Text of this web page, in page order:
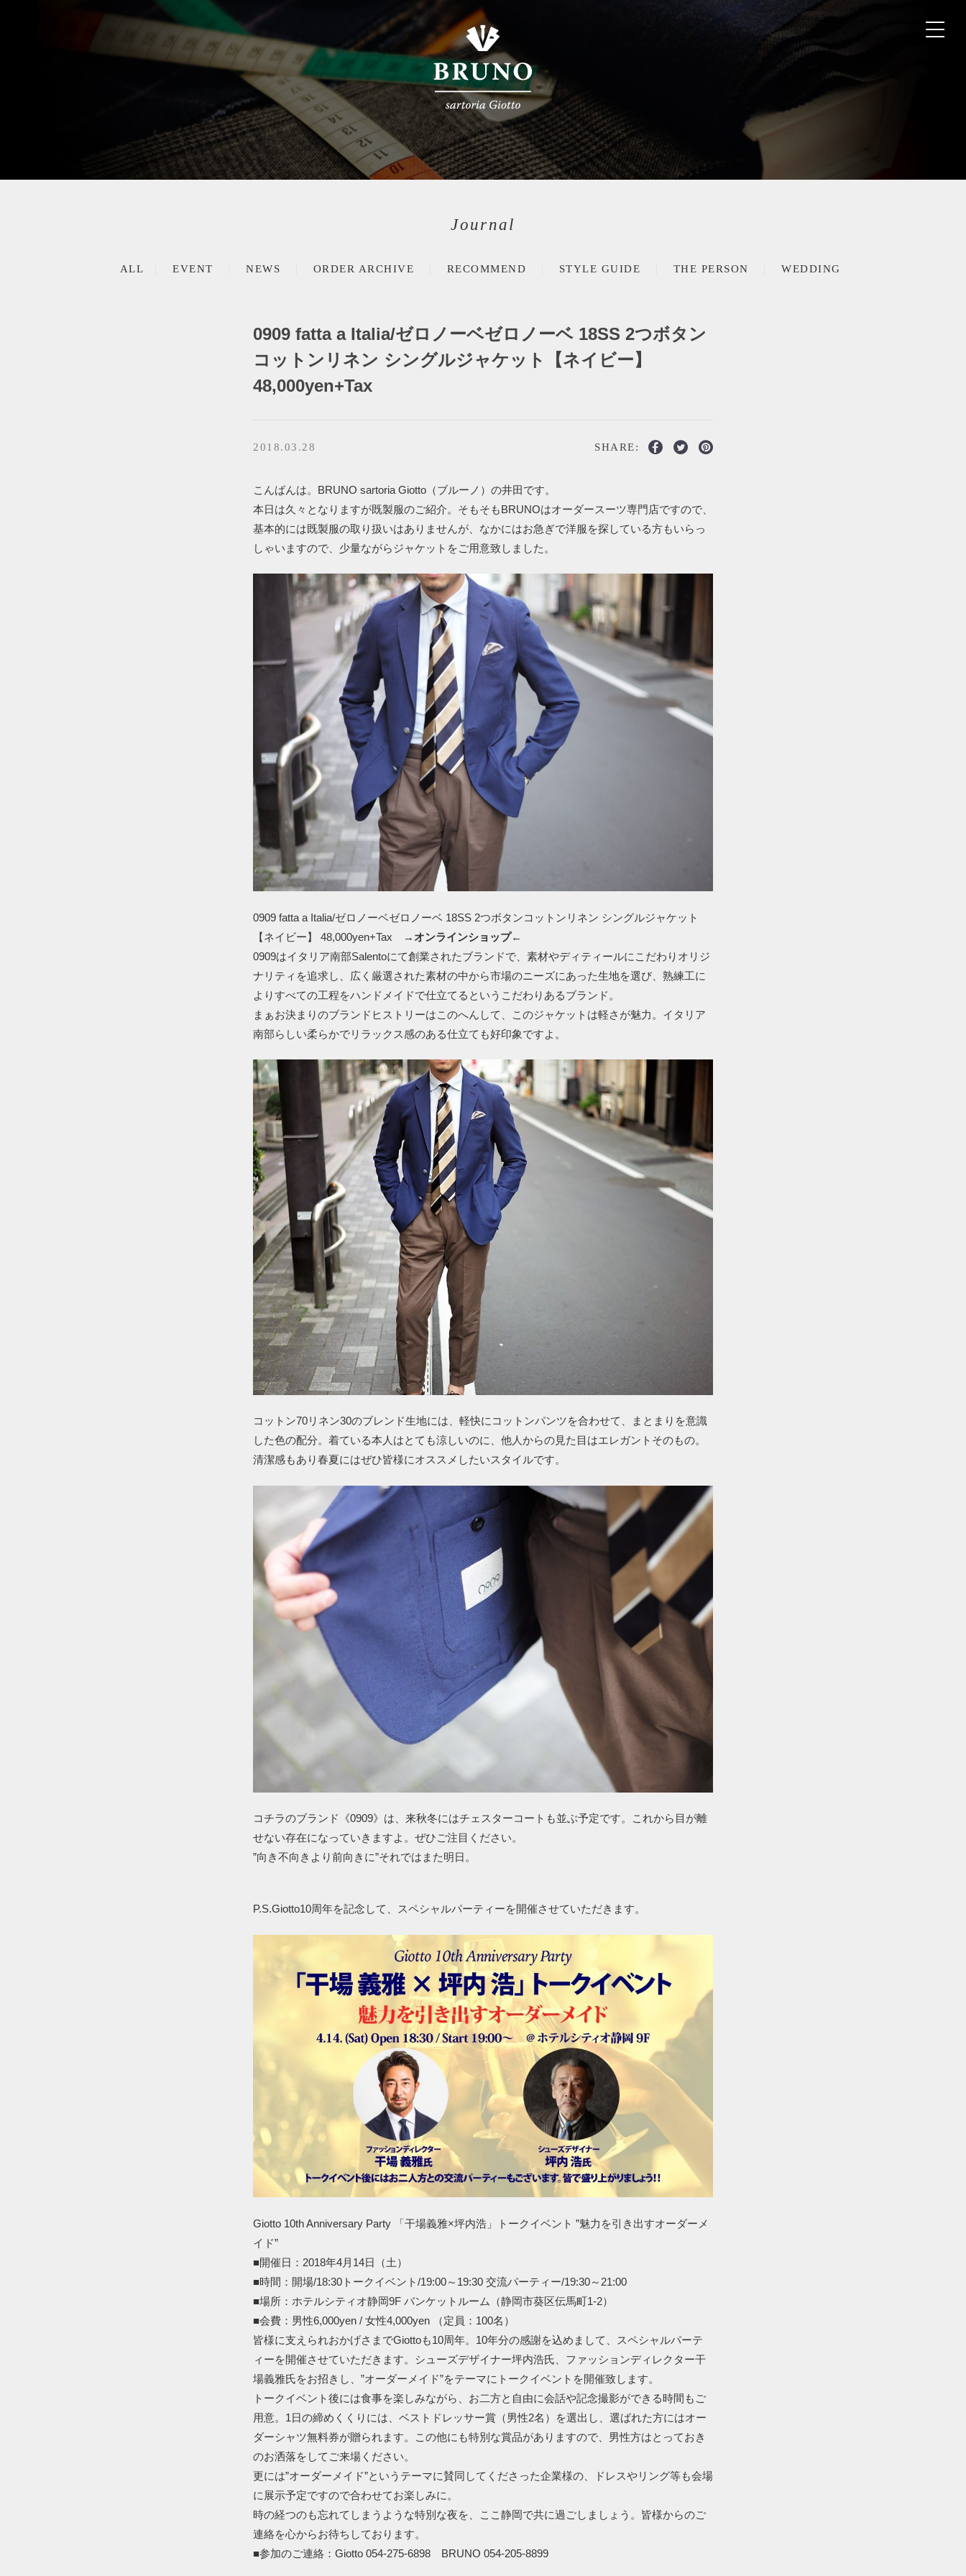
Journal
ALL EVENT NEWS ORDER ARCHIVE RECOMMEND STYLE GUIDE THE PERSON WEDDING
0909 fatta a Italia/ゼロノーベゼロノーベ 18SS 2つボタン
コットンリネン シングルジャケット【ネイビー】
48,000yen+Tax
2018.03.28 SHARE:
こんばんは。BRUNO sartoria Giotto（ブルーノ）の井田です。
本日は久々となりますが既製服のご紹介。そもそもBRUNOはオーダースーツ専門店ですので、
基本的には既製服の取り扱いはありませんが、なかにはお急ぎで洋服を探している方もいらっ
しゃいますので、少量ながらジャケットをご用意致しました。
0909 fatta a Italia/ゼロノーベゼロノーベ 18SS 2つボタンコットンリネン シングルジャケット
【ネイビー】 48,000yen+Tax → オンラインショップ←
0909はイタリア南部Salentoにて創業されたブランドで、素材やディティールにこだわりオリジ
ナリティを追求し、広く厳選された素材の中から市場のニーズにあった生地を選び、熟練工に
よりすべての工程をハンドメイドで仕立てるというこだわりあるブランド。
まぁお決まりのブランドヒストリーはこのへんして、このジャケットは軽さが魅力。イタリア
南部らしい柔らかでリラックス感のある仕立ても好印象ですよ。
コットン70リネン30のブレンド生地には、軽快にコットンパンツを合わせて、まとまりを意識
した色の配分。着ている本人はとても涼しいのに、他人からの見た目はエレガントそのもの。
清潔感もあり春夏にはぜひ皆様にオススメしたいスタイルです。
コチラのブランド《0909》は、来秋冬にはチェスターコートも並ぶ予定です。これから目が離
せない存在になっていきますよ。ぜひご注目ください。
”向き不向きより前向きに”それではまた明日。
P.S.Giotto10周年を記念して、スペシャルパーティーを開催させていただきます。
Giotto 10th Anniversary Party 「干場義雅×坪内浩」トークイベント ”魅力を引き出すオーダーメ
イド”
■開催日：2018年4月14日（土）
■時間：開場/18:30トークイベント/19:00～19:30 交流パーティー/19:30～21:00
■場所：ホテルシティオ静岡9F バンケットルーム（静岡市葵区伝馬町1-2）
■会費：男性6,000yen / 女性4,000yen （定員：100名）
皆様に支えられおかげさまでGiottoも10周年。10年分の感謝を込めまして、スペシャルパーテ
ィーを開催させていただきます。シューズデザイナー坪内浩氏、ファッションディレクター干
場義雅氏をお招きし、”オーダーメイド”をテーマにトークイベントを開催致します。
トークイベント後には食事を楽しみながら、お二方と自由に会話や記念撮影ができる時間もご
用意。1日の締めくくりには、ベストドレッサー賞（男性2名）を選出し、選ばれた方にはオー
ダーシャツ無料券が贈られます。この他にも特別な賞品がありますので、男性方はとっておき
のお洒落をしてご来場ください。
更には”オーダーメイド”というテーマに賛同してくださった企業様の、ドレスやリング等も会場
に展示予定ですので合わせてお楽しみに。
時の経つのも忘れてしまうような特別な夜を、ここ静岡で共に過ごしましょう。皆様からのご
連絡を心からお待ちしております。
■参加のご連絡：Giotto 054-275-6898 BRUNO 054-205-8899